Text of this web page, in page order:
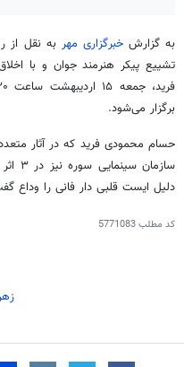
به گزارش خبرگزاری مهر به نقل از
تشییع پیکر هنرمند جوان و با
فرید، جمعه ۱۵ اردیبهشت ساعت ۱۰:۳۰ در قطعه هنرمندان بهشت زهرا (
برگزار می‌شود.
حسام محمودی فرید که در آثار
دلیل ایست قلبی دار فانی را وداع
کد مطلب5771083